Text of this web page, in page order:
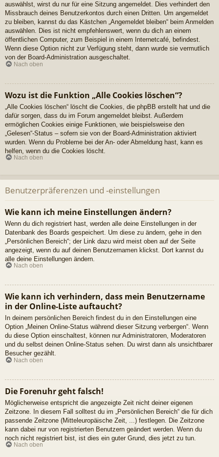
auswählst, wirst du nur für eine Sitzung angemeldet. Dies verhindert den
Missbrauch deines Benutzerkontos durch einen Dritten. Um angemeldet
zu bleiben, kannst du das Kästchen „Angemeldet bleiben“ beim Anmelden
auswählen. Dies ist nicht empfehlenswert, wenn du dich an einem
öffentlichen Computer, zum Beispiel in einem Internetcafé, befindest.
Wenn diese Option nicht zur Verfügung steht, dann wurde sie vermutlich
von der Board-Administration ausgeschaltet.
Nach oben
Wozu ist die Funktion „Alle Cookies löschen“?
„Alle Cookies löschen“ löscht die Cookies, die phpBB erstellt hat und die
dafür sorgen, dass du im Forum angemeldet bleibst. Außerdem
ermöglichen Cookies einige Funktionen, wie beispielsweise den
„Gelesen“-Status – sofern sie von der Board-Administration aktiviert
wurden. Wenn du Probleme bei der An- oder Abmeldung hast, kann es
helfen, wenn du die Cookies löscht.
Nach oben
Benutzerpräferenzen und -einstellungen
Wie kann ich meine Einstellungen ändern?
Wenn du dich registriert hast, werden alle deine Einstellungen in der
Datenbank des Boards gespeichert. Um diese zu ändern, gehe in den
„Persönlichen Bereich“; der Link dazu wird meist oben auf der Seite
angezeigt, wenn du auf deinen Benutzernamen klickst. Dort kannst du
alle deine Einstellungen ändern.
Nach oben
Wie kann ich verhindern, dass mein Benutzername
in der Online-Liste auftaucht?
In deinem persönlichen Bereich findest du in den Einstellungen eine
Option „Meinen Online-Status während dieser Sitzung verbergen“. Wenn
du diese Option einschaltest, können nur Administratoren, Moderatoren
und du selbst deinen Online-Status sehen. Du wirst dann als unsichtbarer
Besucher gezählt.
Nach oben
Die Forenuhr geht falsch!
Möglicherweise entspricht die angezeigte Zeit nicht deiner eigenen
Zeitzone. In diesem Fall solltest du im „Persönlichen Bereich“ die für dich
passende Zeitzone (Mitteleuropäische Zeit, ...) festlegen. Die Zeitzone
kann dabei nur von registrierten Benutzern geändert werden. Wenn du
noch nicht registriert bist, ist dies ein guter Grund, dies jetzt zu tun.
Nach oben